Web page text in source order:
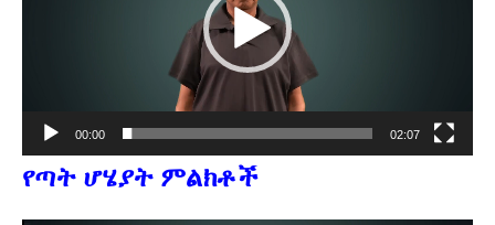
00:00 02:07
የጣት ሆሄያት ምልክቶች